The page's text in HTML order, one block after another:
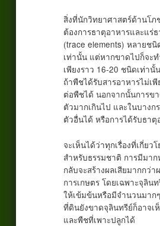
สิ่งที่นักวิทยาศาสตร์ด้านโภ
ต้องการธาตุอาหารและแร่
(trace elements) หลายช
เท่านั้น แต่หากขาดไปก็จะ
เพียงราว 16-20 ชนิดเท่านั้น
ถ้าพืชได้รับสารอาหารไม่เ
ต่อพืชได้ นอกจากนั้นการข
ตัวมากเกินไป และในบาง
ตัวอื่นได้ หรือการได้รับธา
จะเห็นได้ว่าทุกเรื่องที่เกี่ย
สำหรับธรรมชาติ การมีมา
กลับจะสร้างผลเสียมากกว่
การเกษตร โดยเฉพาะจุลิน
ให้เข้มข้นหรือมีจำนวนมาก
ที่ดินยังขาดจุลินทรีย์ก็อาจเ
และพืชที่เพาะปลูกได้